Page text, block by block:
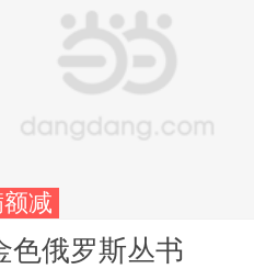
减
色俄罗斯丛书